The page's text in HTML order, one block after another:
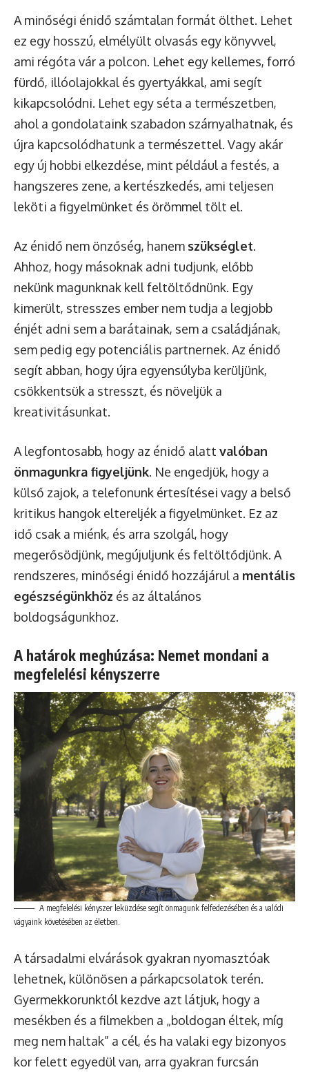
A minőségi énidő számtalan formát ölthet. Lehet
ez egy hosszú, elmélyült olvasás egy könyvvel,
ami régóta vár a polcon. Lehet egy kellemes, forró
fürdő, illóolajokkal és gyertyákkal, ami segít
kikapcsolódni. Lehet egy séta a természetben,
ahol a gondolataink szabadon szárnyalhatnak, és
újra kapcsolódhatunk a természettel. Vagy akár
egy új hobbi elkezdése, mint például a festés, a
hangszeres zene, a kertészkedés, ami teljesen
leköti a figyelmünket és örömmel tölt el.
Az énidő nem önzőség, hanem szükséglet.
Ahhoz, hogy másoknak adni tudjunk, előbb
nekünk magunknak kell feltöltődnünk. Egy
kimerült, stresszes ember nem tudja a legjobb
énjét adni sem a barátainak, sem a családjának,
sem pedig egy potenciális partnernek. Az énidő
segít abban, hogy újra egyensúlyba kerüljünk,
csökkentsük a stresszt, és növeljük a
kreativitásunkat.
A legfontosabb, hogy az énidő alatt valóban
önmagunkra figyeljünk. Ne engedjük, hogy a
külső zajok, a telefonunk értesítései vagy a belső
kritikus hangok eltereljék a figyelmünket. Ez az
idő csak a miénk, és arra szolgál, hogy
megerősödjünk, megújuljunk és feltöltődjünk. A
rendszeres, minőségi énidő hozzájárul a mentális
egészségünkhöz és az általános
boldogságunkhoz.
A határok meghúzása: Nemet mondani a
megfelelési kényszerre
A megfelelési kényszer leküzdése segít önmagunk felfedezésében és a valódi
vágyaink követésében az életben.
A társadalmi elvárások gyakran nyomasztóak
lehetnek, különösen a párkapcsolatok terén.
Gyermekkorunktól kezdve azt látjuk, hogy a
mesékben és a filmekben a „boldogan éltek, míg
meg nem haltak” a cél, és ha valaki egy bizonyos
kor felett egyedül van, arra gyakran furcsán